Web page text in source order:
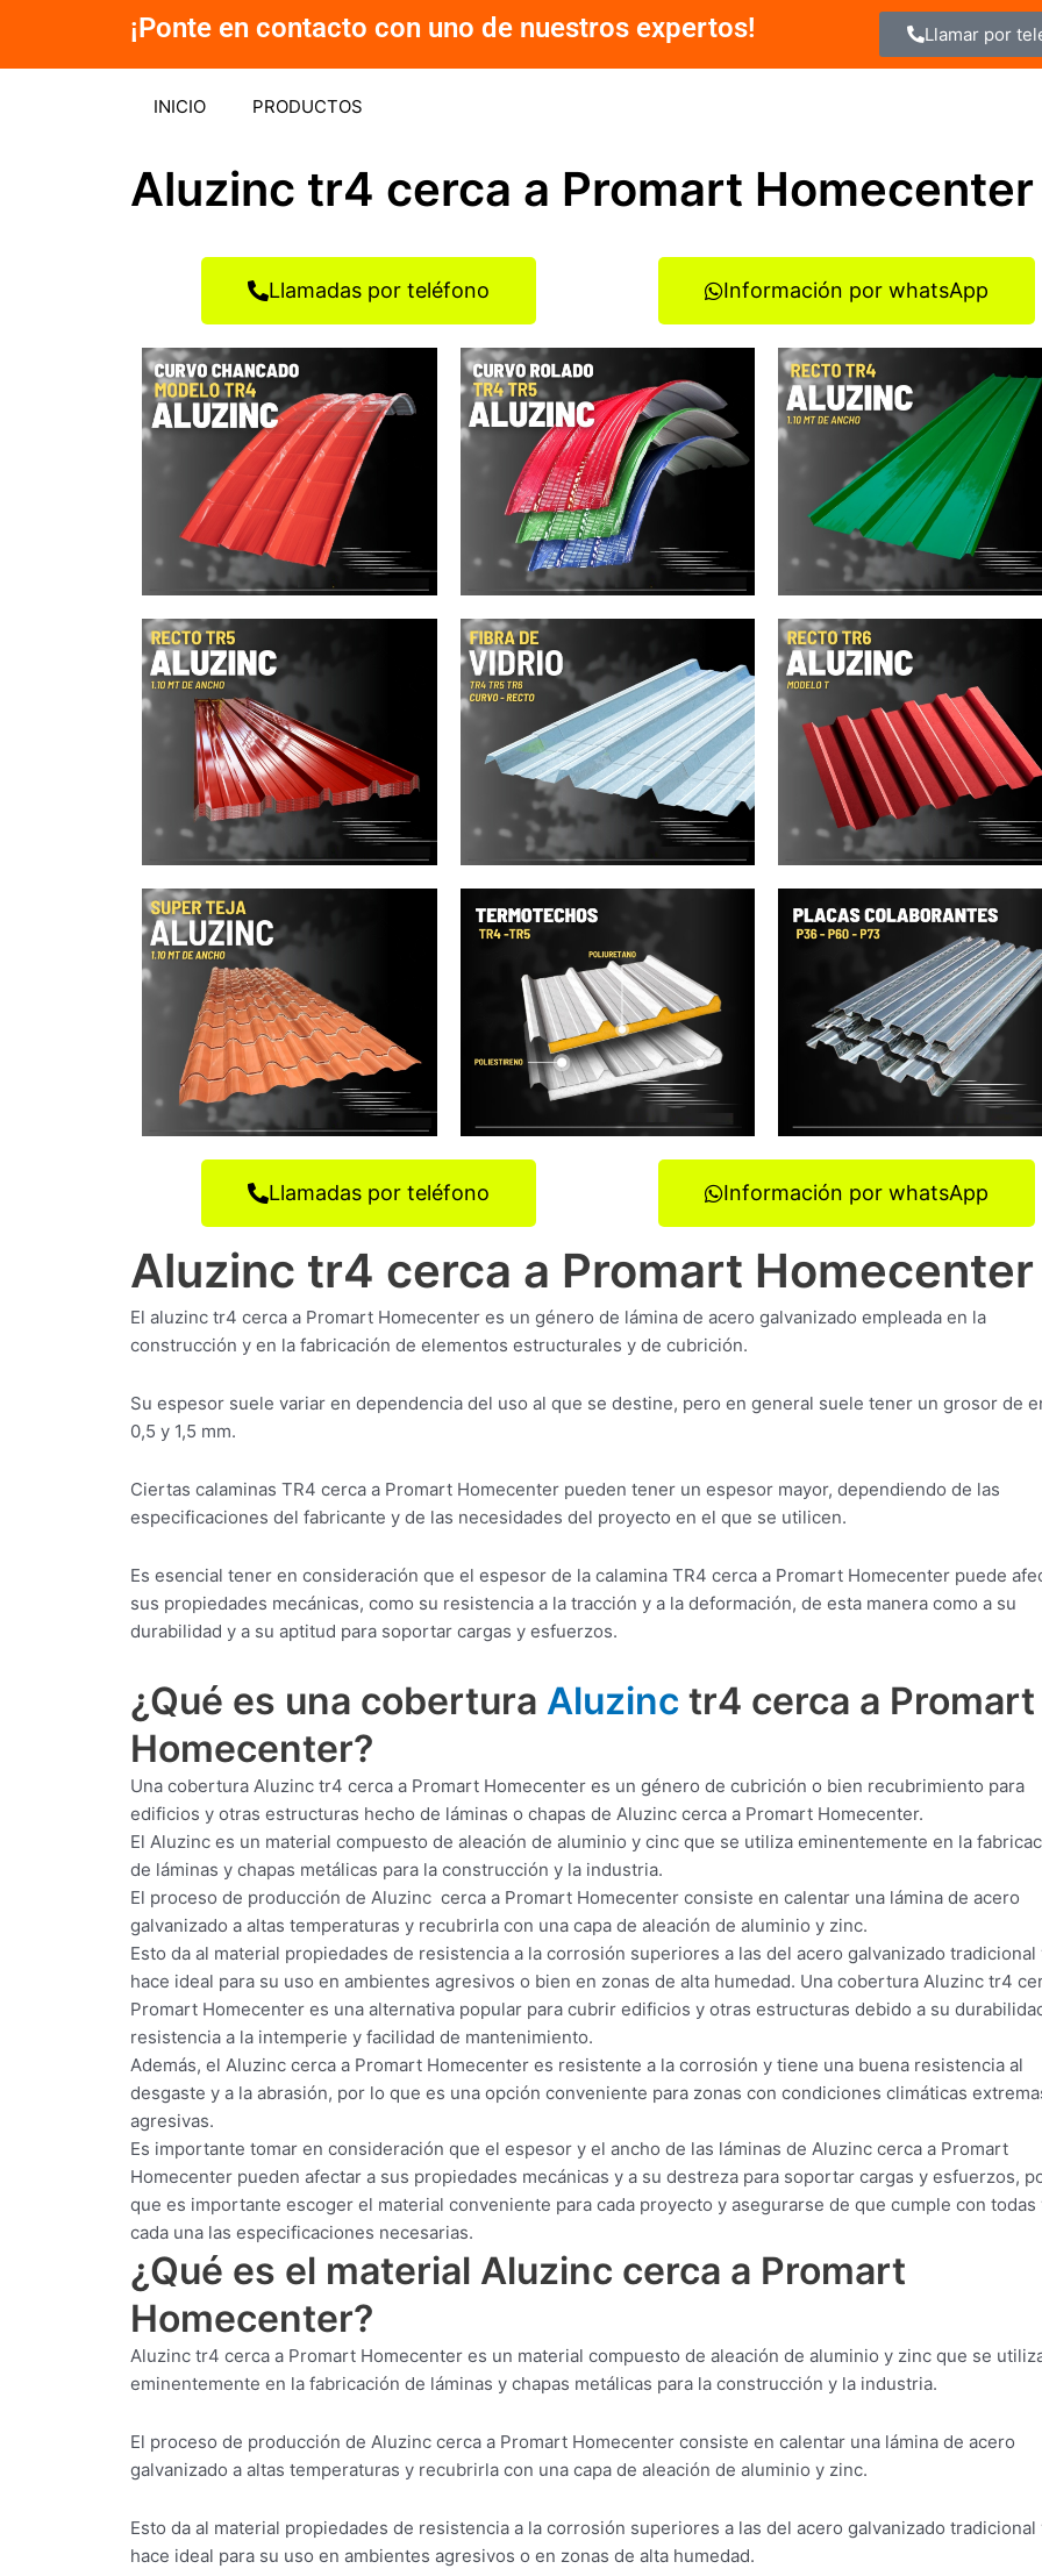
contenido
¡Ponte en contacto con uno de nuestros expertos! Llamar por
INICIO PRODUCTOS
Aluzinc tr4 cerca a Promart Homecenter
Llamadas por teléfono Información por whatsApp
Llamadas por teléfono Información por whatsApp
Aluzinc tr4 cerca a Promart Homecenter
El aluzinc tr4 cerca a Promart Homecenter es un género de lámina de acero galvanizado empleada en la
construcción y en la fabricación de elementos estructurales y de cubrición.
Su espesor suele variar en dependencia del uso al que se destine, pero en general suele tener un grosor de
0,5 y 1,5 mm.
Ciertas calaminas TR4 cerca a Promart Homecenter pueden tener un espesor mayor, dependiendo de las
especificaciones del fabricante y de las necesidades del proyecto en el que se utilicen.
Es esencial tener en consideración que el espesor de la calamina TR4 cerca a Promart Homecenter puede
sus propiedades mecánicas, como su resistencia a la tracción y a la deformación, de esta manera como a su
durabilidad y a su aptitud para soportar cargas y esfuerzos.
¿Qué es una cobertura Aluzinc tr4 cerca a Promart
Homecenter?
Una cobertura Aluzinc tr4 cerca a Promart Homecenter es un género de cubrición o bien recubrimiento para
edificios y otras estructuras hecho de láminas o chapas de Aluzinc cerca a Promart Homecenter.
El Aluzinc es un material compuesto de aleación de aluminio y cinc que se utiliza eminentemente en la
de láminas y chapas metálicas para la construcción y la industria.
El proceso de producción de Aluzinc cerca a Promart Homecenter consiste en calentar una lámina de acero
galvanizado a altas temperaturas y recubrirla con una capa de aleación de aluminio y zinc.
Esto da al material propiedades de resistencia a la corrosión superiores a las del acero galvanizado tradicional
hace ideal para su uso en ambientes agresivos o bien en zonas de alta humedad. Una cobertura Aluzinc tr4
Promart Homecenter es una alternativa popular para cubrir edificios y otras estructuras debido a su
resistencia a la intemperie y facilidad de mantenimiento.
Además, el Aluzinc cerca a Promart Homecenter es resistente a la corrosión y tiene una buena resistencia al
desgaste y a la abrasión, por lo que es una opción conveniente para zonas con condiciones climáticas
agresivas.
Es importante tomar en consideración que el espesor y el ancho de las láminas de Aluzinc cerca a Promart
Homecenter pueden afectar a sus propiedades mecánicas y a su destreza para soportar cargas y esfuerzos,
que es importante escoger el material conveniente para cada proyecto y asegurarse de que cumple con todas
cada una las especificaciones necesarias.
¿Qué es el material Aluzinc cerca a Promart
Homecenter?
Aluzinc tr4 cerca a Promart Homecenter es un material compuesto de aleación de aluminio y zinc que se
eminentemente en la fabricación de láminas y chapas metálicas para la construcción y la industria.
El proceso de producción de Aluzinc cerca a Promart Homecenter consiste en calentar una lámina de acero
galvanizado a altas temperaturas y recubrirla con una capa de aleación de aluminio y zinc.
Esto da al material propiedades de resistencia a la corrosión superiores a las del acero galvanizado tradicional
hace ideal para su uso en ambientes agresivos o en zonas de alta humedad.